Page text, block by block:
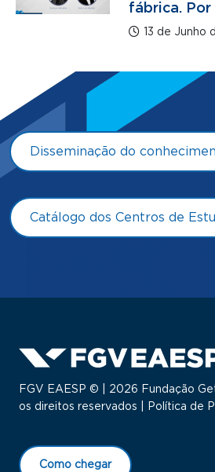
fábrica. Por
13 de Junho
Disseminação do
Catálogo dos Centros de
FGV EAESP © | 2026 Fundação
os direitos reservados |
Política de
Como chegar